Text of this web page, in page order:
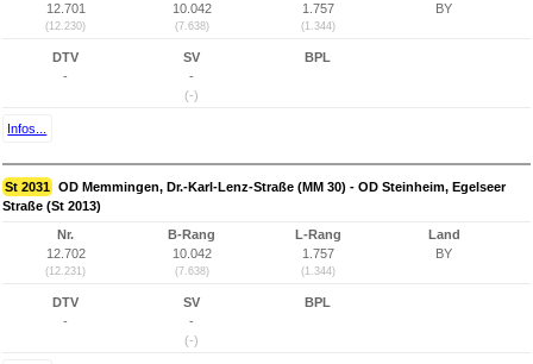
12.701
(12.230)
10.042
(7.638)
1.757
(1.344)
BY
DTV
-
SV
-
(-)
BPL
Infos...
St 2031 OD Memmingen, Dr.-Karl-Lenz-Straße (MM 30) - OD Steinheim, Egelseer
Straße (St 2013)
Nr.
12.702
(12.231)
B-Rang
10.042
(7.638)
L-Rang
1.757
(1.344)
Land
BY
DTV
-
SV
-
(-)
BPL